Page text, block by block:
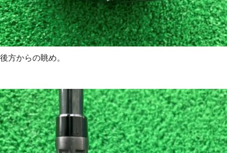
後方からの眺め。